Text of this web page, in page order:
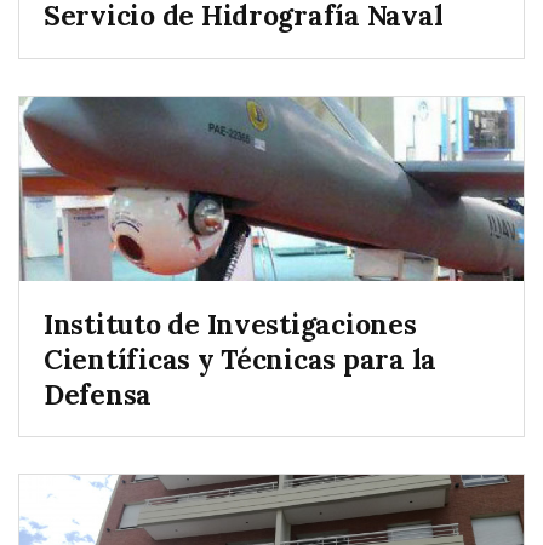
Servicio de Hidrografía Naval
Instituto de Investigaciones
Científicas y Técnicas para la
Defensa